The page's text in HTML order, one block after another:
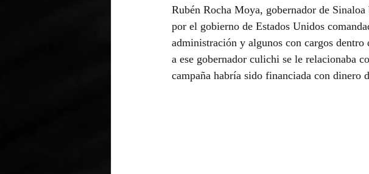
Rubén Rocha Moya, gobernador de
por el gobierno de Estados Unidos
administración y algunos con cargos dentro
a ese gobernador culichi se le relacionaba
campaña habría sido financiada con dinero